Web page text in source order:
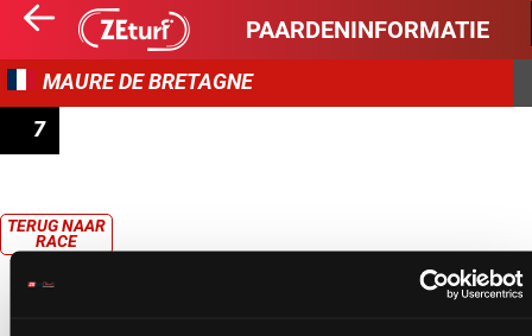
PAARDENINFORMATIE
MAURE DE BRETAGNE
7
TERUG NAAR
RACE